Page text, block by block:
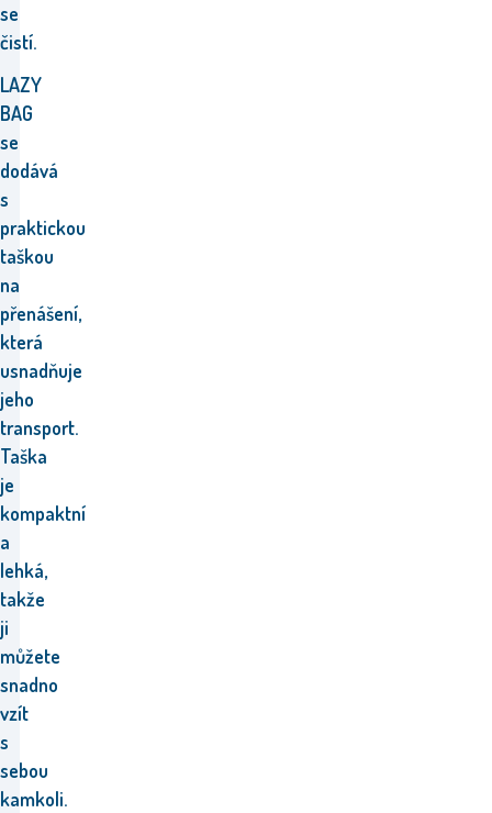
se
čistí.
LAZY
BAG
se
dodává
s
praktickou
taškou
na
přenášení,
která
usnadňuje
jeho
transport.
Taška
je
kompaktní
a
lehká,
takže
ji
můžete
snadno
vzít
s
sebou
kamkoli.